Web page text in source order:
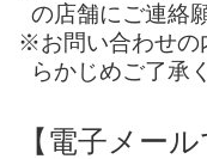
の店舗にご連絡
※お問い合わせの
らかじめご了承
【電子メー